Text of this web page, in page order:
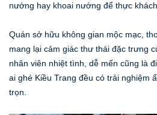
nướng hay khoai nướng để thực
Quán sở hữu không gian mộc mạc,
mang lại cảm giác thư thái đặc trưng
nhân viên nhiệt tình, dễ mến cũng là
ai ghé Kiều Trang đều có trải nghiệm
trọn.